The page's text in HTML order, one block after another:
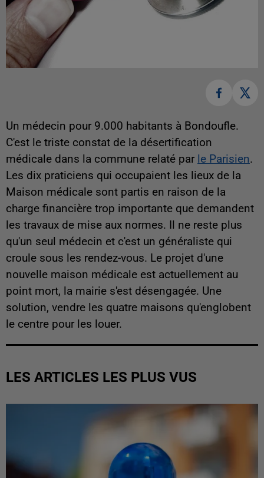
Un médecin pour 9.000 habitants à Bondoufle.
C'est le triste constat de la désertification
médicale dans la commune relaté par le Parisien.
Les dix praticiens qui occupaient les lieux de la
Maison médicale sont partis en raison de la
charge financière trop importante que demandent
les travaux de mise aux normes. Il ne reste plus
qu'un seul médecin et c'est un généraliste qui
croule sous les rendez-vous. Le projet d'une
nouvelle maison médicale est actuellement au
point mort, la mairie s'est désengagée. Une
solution, vendre les quatre maisons qu'englobent
le centre pour les louer.
LES ARTICLES LES PLUS VUS